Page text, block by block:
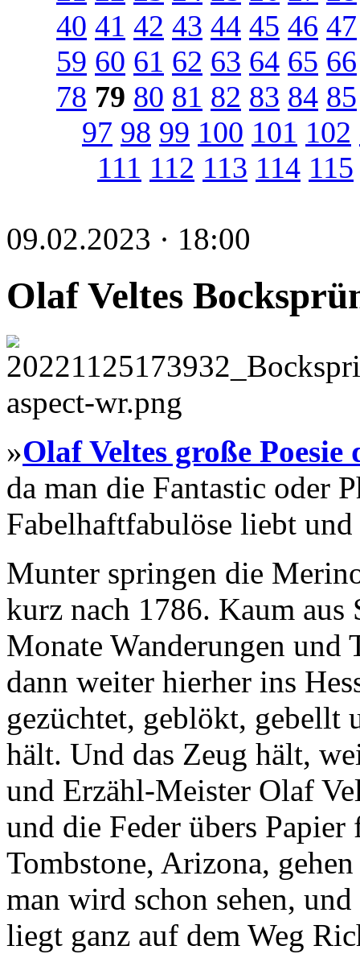
40 41 42 43 44 45 46 47
59 60 61 62 63 64 65 66
78 79 80 81 82 83 84 85
97 98 99 100 101 102
111 112 113 114 115
09.02.2023 · 18:00
Olaf Veltes
»Olaf Veltes große
da man die Fantastic oder
Fabelhaftfabulöse liebt
Munter springen die
kurz nach 1786. Kaum
Monate Wanderungen und
dann weiter hierher ins
gezüchtet, geblökt, gebellt
hält. Und das Zeug hält,
und Erzähl-Meister Olaf
und die Feder übers Papier
Tombstone, Arizona,
man wird schon sehen,
liegt ganz auf dem Weg